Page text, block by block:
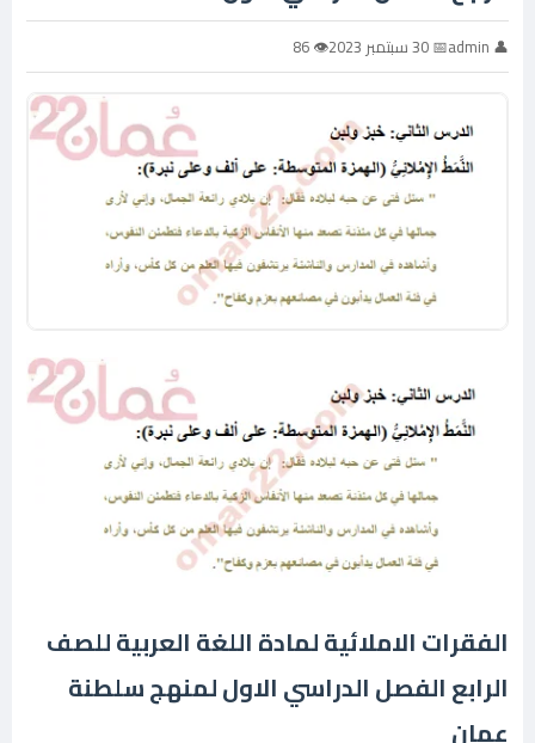
👤 admin 📅 30 سبتمبر 2023 👁 86
الفقرات الاملائية لمادة اللغة العربية للصف
الرابع الفصل الدراسي الاول لمنهج سلطنة
عمان